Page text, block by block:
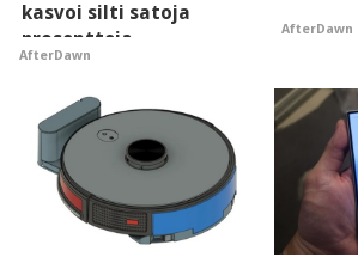
kasvoi silti satoja
prosentteja
AfterDawn
AfterDawn